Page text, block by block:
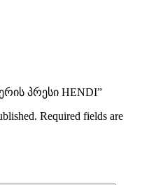
პრესი HENDI”
Required fields are